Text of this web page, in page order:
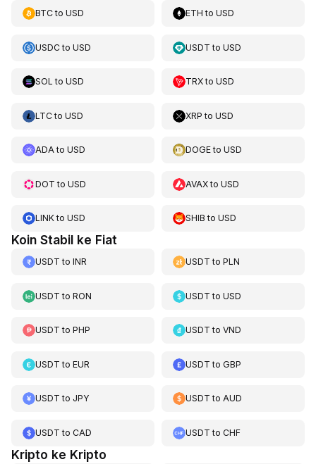
BTCto USD ETH toUSD
USDCto USD USDT toUSD
SOL to USD TRXtoUSD
LTCto USD XRP toUSD
ADAto USD DOGEtoUSD
DOT to USD AVAXtoUSD
LINKto USD SHIB toUSD
Koin Stabil ke Fiat
USDT to INR USDT toPLN
USDT to RON USDT toUSD
USDT to PHP USDT toVND
USDT to EUR USDT toGBP
USDT to JPY USDT toAUD
USDT to CAD USDT toCHF
Kripto ke Kripto